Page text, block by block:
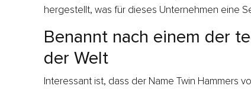
hergestellt, was für dieses Unternehmen eine
Benannt nach einem der
der Welt
Interessant ist, dass der Name Twin Hammers